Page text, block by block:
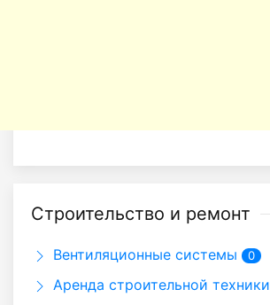
Строительство и ремонт
Вентиляционные системы 0
Аренда строительной техники